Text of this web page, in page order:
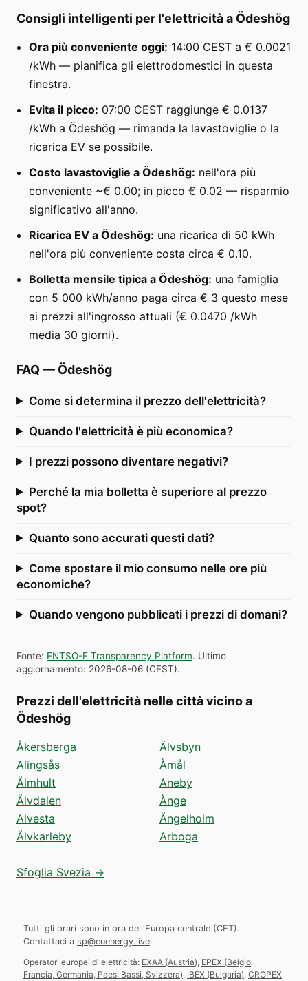
Consigli intelligenti per l'elettricità a Ödeshög
Ora più conveniente oggi: 14:00 CEST a € 0.0021
/kWh — pianifica gli elettrodomestici in questa
finestra.
Evita il picco: 07:00 CEST raggiunge € 0.0137
/kWh a Ödeshög — rimanda la lavastoviglie o la
ricarica EV se possibile.
Costo lavastoviglie a Ödeshög: nell'ora più
conveniente ~€ 0.00; in picco € 0.02 — risparmio
significativo all'anno.
Ricarica EV a Ödeshög: una ricarica di 50 kWh
nell'ora più conveniente costa circa € 0.10.
Bolletta mensile tipica a Ödeshög: una famiglia
con 5 000 kWh/anno paga circa € 3 questo mese
ai prezzi all'ingrosso attuali (€ 0.0470 /kWh
media 30 giorni).
FAQ — Ödeshög
Come si determina il prezzo dell'elettricità?
Quando l'elettricità è più economica?
I prezzi possono diventare negativi?
Perché la mia bolletta è superiore al prezzo
spot?
Quanto sono accurati questi dati?
Come spostare il mio consumo nelle ore più
economiche?
Quando vengono pubblicati i prezzi di domani?
Fonte: ENTSO-E Transparency Platform. Ultimo
aggiornamento: 2026-08-06 (CEST).
Prezzi dell'elettricità nelle città vicino a
Ödeshög
Åkersberga
Alingsås
Älmhult
Älvdalen
Alvesta
Älvkarleby
Älvsbyn
Åmål
Aneby
Ånge
Ängelholm
Arboga
Sfoglia Svezia →
Tutti gli orari sono in ora dell'Europa centrale (CET).
Contattaci a sp@euenergy.live.
Operatori europei di elettricità: EXAA (Austria) EPEX (Belgio,
Francia, Germania, Paesi Bassi, Svizzera) IBEX (Bulgaria) CROPEX